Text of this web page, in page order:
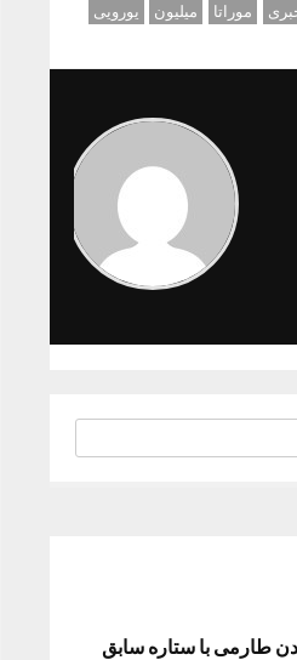
موراتا میلیون یورویی
طارمی با ستاره سابق